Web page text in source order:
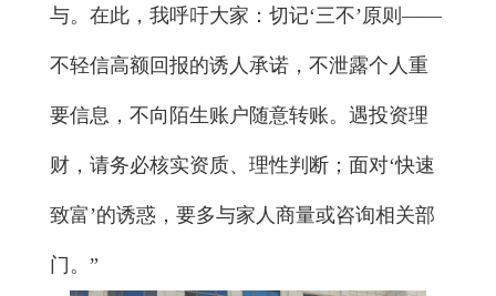
与。在此，我呼吁大家：切记‘三不’原则——
不轻信高额回报的诱人承诺，不泄露个人重
要信息，不向陌生账户随意转账。遇投资理
财，请务必核实资质、理性判断；面对‘快速
致富’的诱惑，要多与家人商量或咨询相关部
门。”